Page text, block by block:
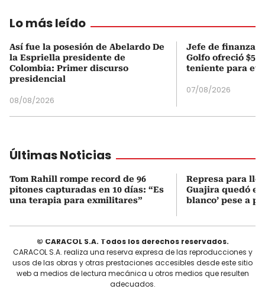
Lo más leído
Así fue la posesión de Abelardo De
la Espriella presidente de
Colombia: Primer discurso
presidencial
08/08/2026
Jefe de finanzas
Golfo ofreció
teniente para
07/08/2026
Últimas Noticias
Tom Rahill rompe record de 96
pitones capturadas en 10 días: “Es
una terapia para exmilitares”
Represa para
Guajira quedó en
blanco’ pese a
© CARACOL S.A. Todos los derechos reservados.
CARACOL S.A. realiza una reserva expresa de las reproducciones y
usos de las obras y otras prestaciones accesibles desde este sitio
web a medios de lectura mecánica u otros medios que resulten
adecuados.